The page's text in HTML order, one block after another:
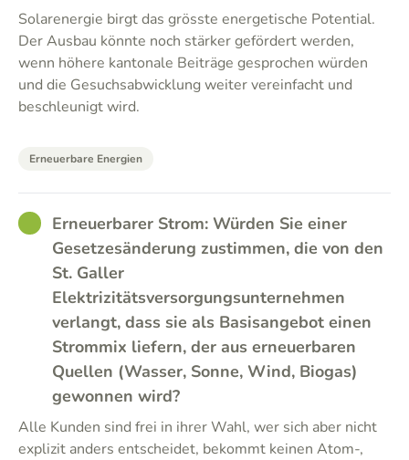
Solarenergie birgt das grösste energetische Potential.
Der Ausbau könnte noch stärker gefördert werden,
wenn höhere kantonale Beiträge gesprochen würden
und die Gesuchsabwicklung weiter vereinfacht und
beschleunigt wird.
Erneuerbare Energien
GOODErneuerbarer Strom: Würden Sie einer
Gesetzesänderung zustimmen, die von den
St. Galler
Elektrizitätsversorgungsunternehmen
verlangt, dass sie als Basisangebot einen
Strommix liefern, der aus erneuerbaren
Quellen (Wasser, Sonne, Wind, Biogas)
gewonnen wird?
Alle Kunden sind frei in ihrer Wahl, wer sich aber nicht
explizit anders entscheidet, bekommt keinen Atom-,